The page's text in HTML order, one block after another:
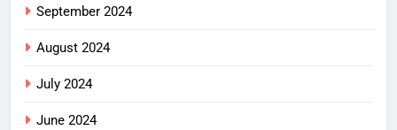
September 2024
August 2024
July 2024
June 2024